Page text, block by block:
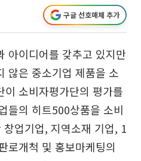
구글 선호매체 추가
아이디어를 갖추고 있지만
않은 중소기업 제품을 소
소비자평가단의 평가를
들의 히트500상품을 소비
업기업, 지역소재 기업, 1
로개척 및 홍보마케팅의